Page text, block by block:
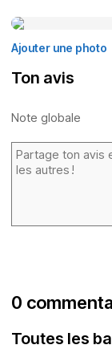
Ajouter une photo
Ton avis
Note globale
0
Toutes les